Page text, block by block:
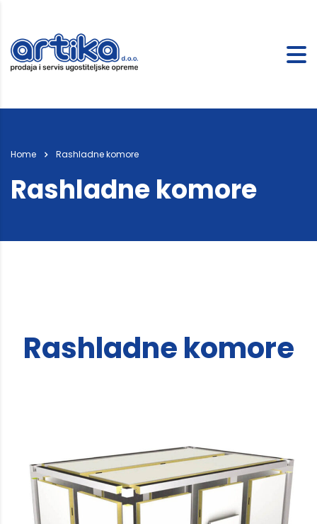
Home Rashladne komore
Rashladne komore
Rashladne komore